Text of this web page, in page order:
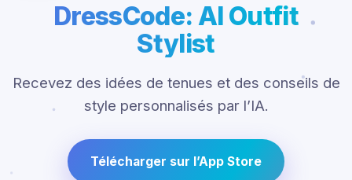
DressCode: AI Outfit
Stylist
Recevez des idées de tenues et des conseils de
style personnalisés par l’IA.
Télécharger sur l’App Store